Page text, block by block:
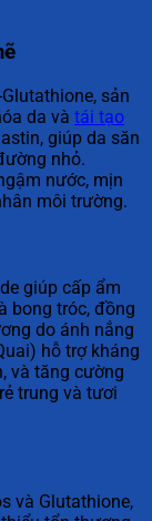
sản
da và tái tạo
giúp da săn
nhỏ.
nước, mịn
môi trường.
giúp cấp ẩm
bong tróc, đồng
do ánh nắng
hỗ trợ kháng
và tăng cường
trung và tươi
và Glutathione,